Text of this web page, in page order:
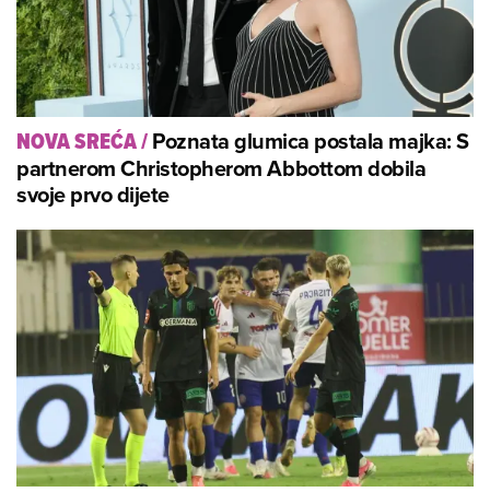
NOVA SREĆA/Poznata glumica postala majka: S
partnerom Christopherom Abbottom dobila
svoje prvo dijete